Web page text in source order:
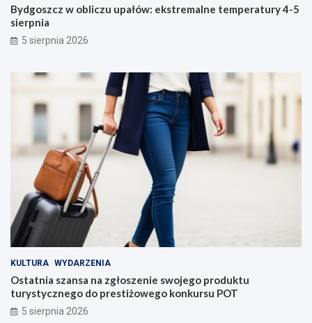
Bydgoszcz w obliczu upałów: ekstremalne temperatury 4-5
sierpnia
5 sierpnia 2026
KULTURA WYDARZENIA
Ostatnia szansa na zgłoszenie swojego produktu
turystycznego do prestiżowego konkursu POT
5 sierpnia 2026